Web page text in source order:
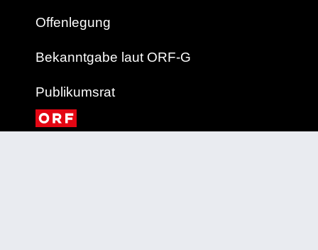
Offenlegung
Bekanntgabe laut ORF-G
Publikumsrat